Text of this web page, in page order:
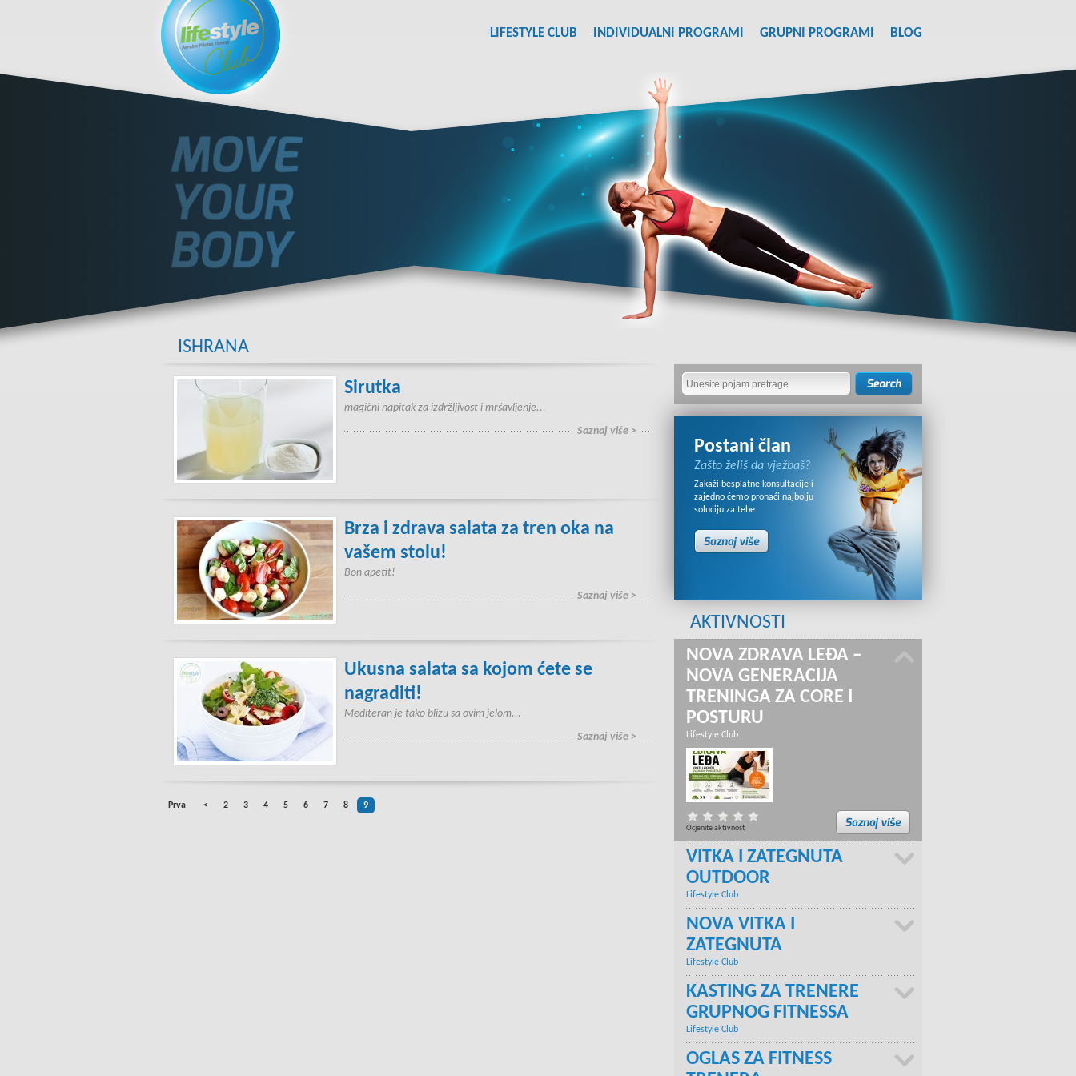
LIFESTYLE CLUB INDIVIDUALNI PROGRAMI GRUPNI PROGRAMI BLOG
ISHRANA
Sirutka
magični napitak za izdržljivost i mršavljenje...
Saznaj više >
Brza i zdrava salata za tren oka na
vašem stolu!
Bon apetit!
Saznaj više >
Ukusna salata sa kojom ćete se
nagraditi!
Mediteran je tako blizu sa ovim jelom...
Saznaj više >
Prva < 2 3 4 5 6 7 8 9
Postani član
Zašto želiš da vježbaš?
Zakaži besplatne konsultacije i
zajedno ćemo pronaći najbolju
soluciju za tebe
AKTIVNOSTI
NOVA ZDRAVA LEĐA –
NOVA GENERACIJA
TRENINGA ZA CORE I
POSTURU
Lifestyle Club
Ocjenite aktivnost
VITKA I ZATEGNUTA
OUTDOOR
Lifestyle Club
NOVA VITKA I
ZATEGNUTA
Lifestyle Club
KASTING ZA TRENERE
GRUPNOG FITNESSA
Lifestyle Club
OGLAS ZA FITNESS